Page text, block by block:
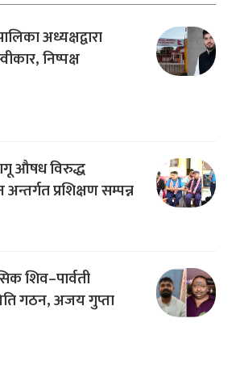
अध्यक्षद्वारा
निष्पक्ष
औषध विरुद्ध
प्रशिक्षण सम्पन्न
शिव–पार्वती
गठन, अजय गुप्ता